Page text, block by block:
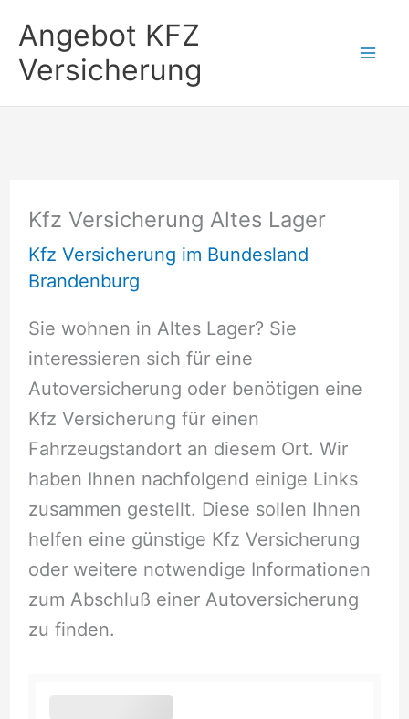
Inhalt
springen
Angebot KFZ
Versicherung
Kfz Versicherung Altes Lager
Kfz Versicherung im Bundesland
Brandenburg
Sie wohnen in Altes Lager? Sie
interessieren sich für eine
Autoversicherung oder benötigen eine
Kfz Versicherung für einen
Fahrzeugstandort an diesem Ort. Wir
haben Ihnen nachfolgend einige Links
zusammen gestellt. Diese sollen Ihnen
helfen eine günstige Kfz Versicherung
oder weitere notwendige Informationen
zum Abschluß einer Autoversicherung
zu finden.